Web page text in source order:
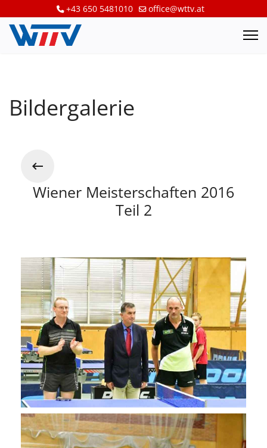
+43 650 5481010 office@wttv.at
Bildergalerie
Wiener Meisterschaften 2016
Teil 2